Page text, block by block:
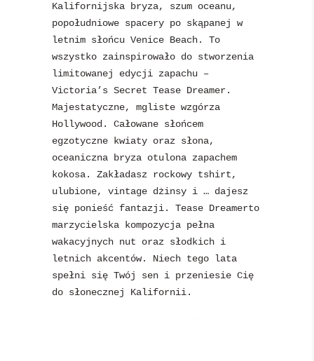
Kalifornijska bryza, szum oceanu,
popołudniowe spacery po skąpanej w
letnim słońcu Venice Beach. To
wszystko zainspirowało do stworzenia
limitowanej edycji zapachu –
Victoria’s Secret Tease Dreamer.
Majestatyczne, mgliste wzgórza
Hollywood. Całowane słońcem
egzotyczne kwiaty oraz słona,
oceaniczna bryza otulona zapachem
kokosa. Zakładasz rockowy tshirt,
ulubione, vintage dżinsy i … dajesz
się ponieść fantazji. Tease Dreamerto
marzycielska kompozycja pełna
wakacyjnych nut oraz słodkich i
letnich akcentów. Niech tego lata
spełni się Twój sen i przeniesie Cię
do słonecznej Kalifornii.